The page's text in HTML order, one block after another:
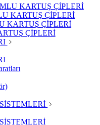
KARTUŞ ÇİPLERİ
KARTUŞ ÇİPLERİ
KARTUŞ ÇİPLERİ
ÇİPLERİ